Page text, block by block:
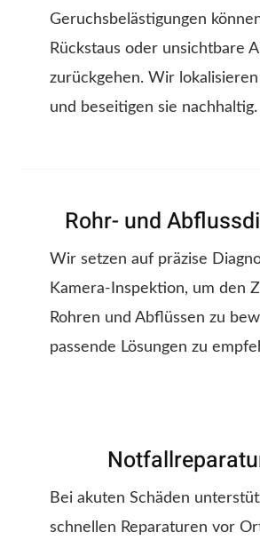
Geruchsbelästigungen
Rückstaus oder unsichtbare
zurückgehen. Wir
und beseitigen sie nachhaltig.
Rohr- und
Wir setzen auf präzise
Kamera-Inspektion, um den
Rohren und Abflüssen zu
passende Lösungen zu
Bei akuten Schäden
schnellen Reparaturen vor